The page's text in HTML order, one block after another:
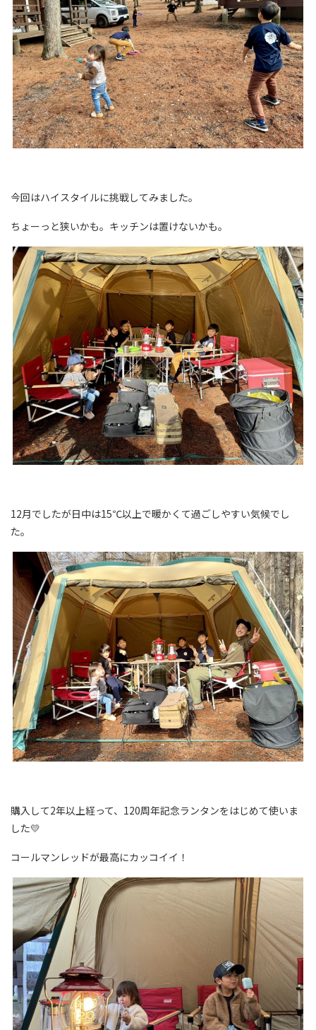
今回はハイスタイルに挑戦してみました。
ちょーっと狭いかも。キッチンは置けないかも。
12月でしたが日中は15℃以上で暖かくて過ごしやすい気候でし
た。
購入して2年以上経って、120周年記念ランタンをはじめて使いま
した💛
コールマンレッドが最高にカッコイイ！